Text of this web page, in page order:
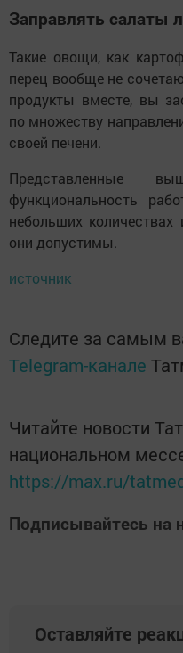
Заправлять салаты
Такие овощи, как
перец вообще не
продукты вместе, вы
по множеству
своей печени.
Представленные
функциональность
небольших
они допустимы.
источник
Следите за самым
Telegram-канале
Читайте новости
национальном
https://max.ru/
Подписывайтесь на
Оставляйте